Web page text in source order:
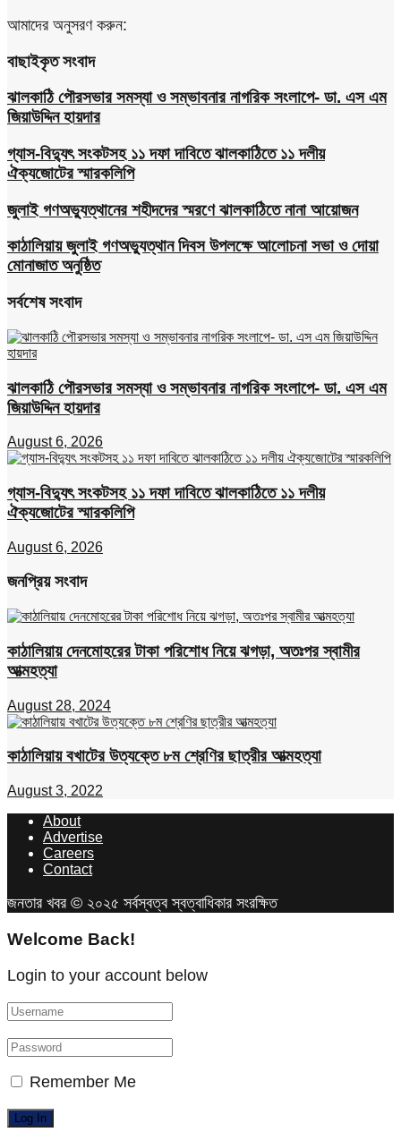
আমাদের অনুসরণ করুন:
বাছাইকৃত সংবাদ
ঝালকাঠি পৌরসভার সমস্যা ও সম্ভাবনার নাগরিক সংলাপে- ডা. এস এম
জিয়াউদ্দিন হায়দার
গ্যাস-বিদ্যুৎ সংকটসহ ১১ দফা দাবিতে ঝালকাঠিতে ১১ দলীয়
ঐক্যজোটের স্মারকলিপি
জুলাই গণঅভ্যুত্থানের শহীদদের স্মরণে ঝালকাঠিতে নানা আয়োজন
কাঠালিয়ায় জুলাই গণঅভ্যুত্থান দিবস উপলক্ষে আলোচনা সভা ও দোয়া
মোনাজাত অনুষ্ঠিত
সর্বশেষ সংবাদ
ঝালকাঠি পৌরসভার সমস্যা ও সম্ভাবনার নাগরিক সংলাপে- ডা. এস এম
জিয়াউদ্দিন হায়দার
August 6, 2026
গ্যাস-বিদ্যুৎ সংকটসহ ১১ দফা দাবিতে ঝালকাঠিতে ১১ দলীয়
ঐক্যজোটের স্মারকলিপি
August 6, 2026
জনপ্রিয় সংবাদ
কাঠালিয়ায় দেনমোহরের টাকা পরিশোধ নিয়ে ঝগড়া, অতঃপর স্বামীর
আত্মহত্যা
August 28, 2024
কাঠালিয়ায় বখাটের উত্যক্তে ৮ম শ্রেণির ছাত্রীর আত্মহত্যা
August 3, 2022
About
Advertise
Careers
Contact
জনতার খবর © ২০২৫ সর্বস্বত্ব স্বত্বাধিকার সংরক্ষিত
Welcome Back!
Login to your account below
Remember Me